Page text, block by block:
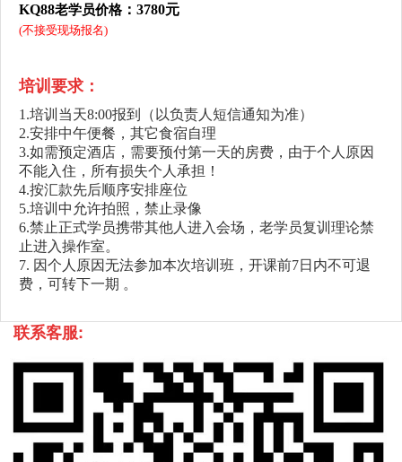
KQ88老学员价格：3780元
(不接受现场报名)
培训要求：
1.培训当天8:00报到（以负责人短信通知为准）
2.安排中午便餐，其它食宿自理
3.如需预定酒店，需要预付第一天的房费，由于个人原因
不能入住，所有损失个人承担！
4.按汇款先后顺序安排座位
5.培训中允许拍照，禁止录像
6.禁止正式学员携带其他人进入会场，老学员复训理论禁
止进入操作室。
7. 因个人原因无法参加本次培训班，开课前7日内不可退
费，可转下一期 。
联系客服: